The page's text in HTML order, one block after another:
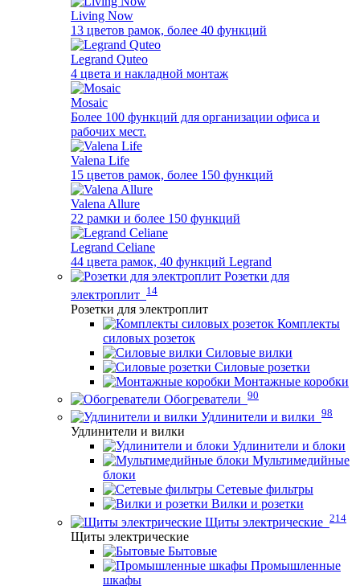
Living Now
13 цветов рамок, более 40 функций
Legrand Quteo
4 цвета и накладной монтаж
Mosaic
Более 100 функций для организации офиса и
рабочих мест.
Valena Life
15 цветов рамок, более 150 функций
Valena Allure
22 рамки и более 150 функций
Legrand Celiane
44 цвета рамок, 40 функций Legrand
Розетки для
электроплит 14
Розетки для электроплит
Комплекты
силовых розеток
Силовые вилки
Силовые розетки
Монтажные коробки
Обогреватели 90
Удлинители и вилки 98
Удлинители и вилки
Удлинители и блоки
Мультимедийные
блоки
Сетевые фильтры
Вилки и розетки
Щиты электрические 214
Щиты электрические
Бытовые
Промышленные
шкафы